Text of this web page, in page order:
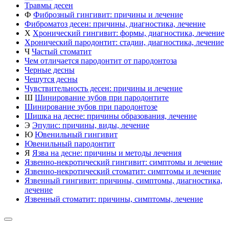
Травмы десен
Ф Фиброзный гингивит: причины и лечение
Фиброматоз десен: причины, диагностика, лечение
Х Хронический гингивит: формы, диагностика, лечение
Хронический пародонтит: стадии, диагностика, лечение
Ч Частый стоматит
Чем отличается пародонтит от пародонтоза
Черные десны
Чешутся десны
Чувствительность десен: причины и лечение
Ш Шинирование зубов при пародонтите
Шинирование зубов при пародонтозе
Шишка на десне: причины образования, лечение
Э Эпулис: причины, виды, лечение
Ю Ювенильный гингивит
Ювенильный пародонтит
Я Язва на десне: причины и методы лечения
Язвенно-некротический гингивит: симптомы и лечение
Язвенно-некротический стоматит: симптомы и лечение
Язвенный гингивит: причины, симптомы, диагностика,
лечение
Язвенный стоматит: причины, симптомы, лечение